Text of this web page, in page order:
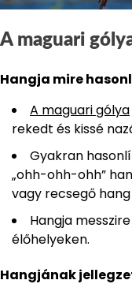
A maguari
Hangja mire
A maguari gólya
rekedt és kissé
Gyakran
„ohh-ohh-ohh”
vagy recsegő
Hangja
élőhelyeken.
Hangjának